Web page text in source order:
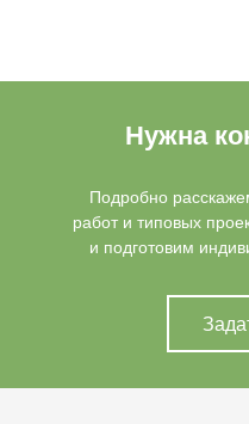
Нужна
Подробно
работ и типовых
и подготовим